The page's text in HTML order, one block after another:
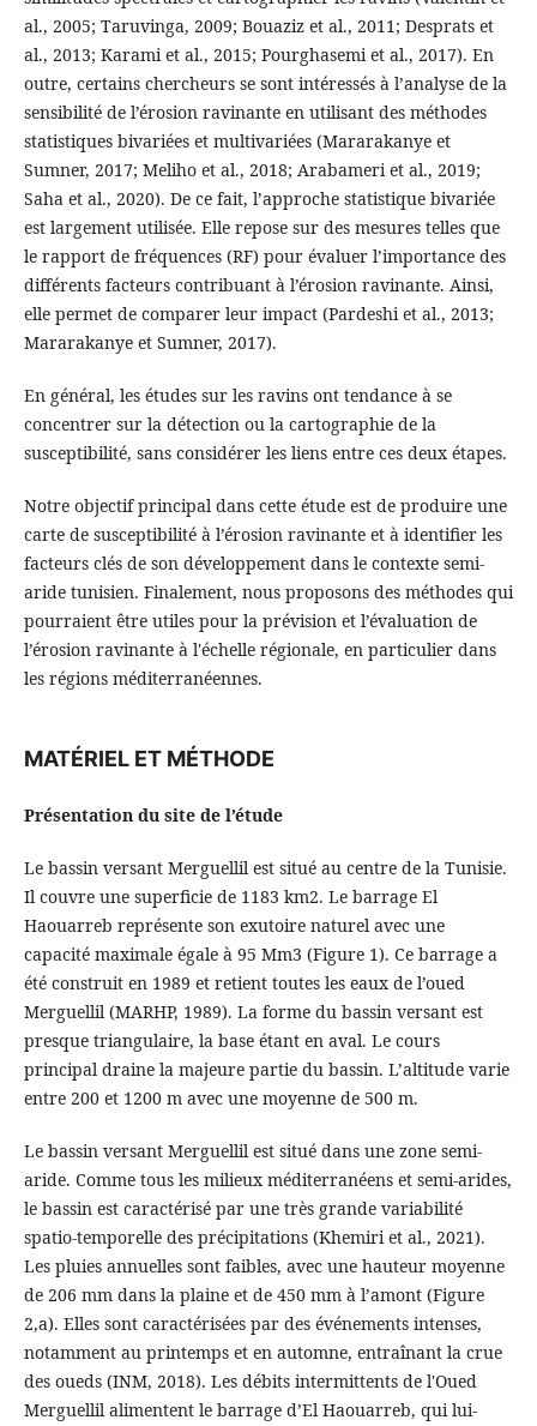
al., 2005; Taruvinga, 2009; Bouaziz et al., 2011; Desprats et
al., 2013; Karami et al., 2015; Pourghasemi et al., 2017). En
outre, certains chercheurs se sont intéressés à l’analyse de la
sensibilité de l’érosion ravinante en utilisant des méthodes
statistiques bivariées et multivariées (Mararakanye et
Sumner, 2017; Meliho et al., 2018; Arabameri et al., 2019;
Saha et al., 2020). De ce fait, l’approche statistique bivariée
est largement utilisée. Elle repose sur des mesures telles que
le rapport de fréquences (RF) pour évaluer l’importance des
différents facteurs contribuant à l’érosion ravinante. Ainsi,
elle permet de comparer leur impact (Pardeshi et al., 2013;
Mararakanye et Sumner, 2017).
En général, les études sur les ravins ont tendance à se
concentrer sur la détection ou la cartographie de la
susceptibilité, sans considérer les liens entre ces deux étapes.
Notre objectif principal dans cette étude est de produire une
carte de susceptibilité à l’érosion ravinante et à identifier les
facteurs clés de son développement dans le contexte semi-
aride tunisien. Finalement, nous proposons des méthodes qui
pourraient être utiles pour la prévision et l’évaluation de
l’érosion ravinante à l'échelle régionale, en particulier dans
les régions méditerranéennes.
MATÉRIEL ET MÉTHODE
Présentation du site de l’étude
Le bassin versant Merguellil est situé au centre de la Tunisie.
Il couvre une superficie de 1183 km2. Le barrage El
Haouarreb représente son exutoire naturel avec une
capacité maximale égale à 95 Mm3 (Figure 1). Ce barrage a
été construit en 1989 et retient toutes les eaux de l’oued
Merguellil (MARHP, 1989). La forme du bassin versant est
presque triangulaire, la base étant en aval. Le cours
principal draine la majeure partie du bassin. L’altitude varie
entre 200 et 1200 m avec une moyenne de 500 m.
Le bassin versant Merguellil est situé dans une zone semi-
aride. Comme tous les milieux méditerranéens et semi-arides,
le bassin est caractérisé par une très grande variabilité
spatio-temporelle des précipitations (Khemiri et al., 2021).
Les pluies annuelles sont faibles, avec une hauteur moyenne
de 206 mm dans la plaine et de 450 mm à l’amont (Figure
2,a). Elles sont caractérisées par des événements intenses,
notamment au printemps et en automne, entraînant la crue
des oueds (INM, 2018). Les débits intermittents de l'Oued
Merguellil alimentent le barrage d’El Haouarreb, qui lui-